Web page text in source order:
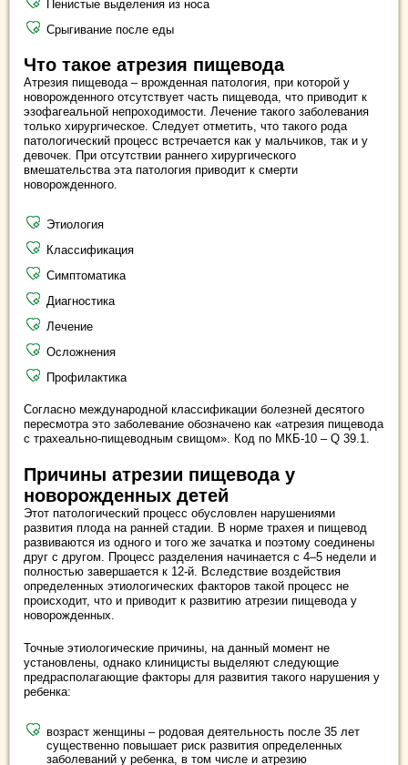
Пенистые выделения из носа
Срыгивание после еды
Что такое атрезия пищевода
Атрезия пищевода – врожденная патология, при которой у
новорожденного отсутствует часть пищевода, что приводит к
эзофагеальной непроходимости. Лечение такого заболевания
только хирургическое. Следует отметить, что такого рода
патологический процесс встречается как у мальчиков, так и у
девочек. При отсутствии раннего хирургического
вмешательства эта патология приводит к смерти
новорожденного.
Этиология
Классификация
Симптоматика
Диагностика
Лечение
Осложнения
Профилактика
Согласно международной классификации болезней десятого
пересмотра это заболевание обозначено как «атрезия пищевода
с трахеально-пищеводным свищом». Код по МКБ-10 – Q 39.1.
Причины атрезии пищевода у
новорожденных детей
Этот патологический процесс обусловлен нарушениями
развития плода на ранней стадии. В норме трахея и пищевод
развиваются из одного и того же зачатка и поэтому соединены
друг с другом. Процесс разделения начинается с 4–5 недели и
полностью завершается к 12-й. Вследствие воздействия
определенных этиологических факторов такой процесс не
происходит, что и приводит к развитию атрезии пищевода у
новорожденных.
Точные этиологические причины, на данный момент не
установлены, однако клиницисты выделяют следующие
предрасполагающие факторы для развития такого нарушения у
ребенка:
возраст женщины – родовая деятельность после 35 лет
существенно повышает риск развития определенных
заболеваний у ребенка, в том числе и атрезию